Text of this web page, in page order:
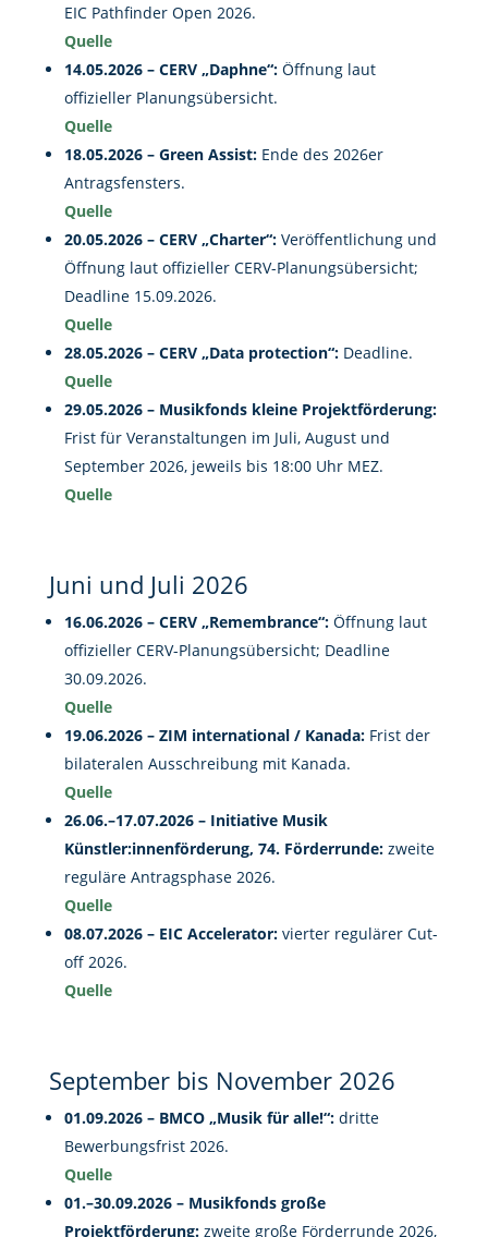
EIC Pathfinder Open 2026.
Quelle
14.05.2026 – CERV „Daphne“:Öffnung laut
offizieller Planungsübersicht.
Quelle
18.05.2026 – Green Assist:Ende des 2026er
Antragsfensters.
Quelle
20.05.2026 – CERV „Charter“:Veröffentlichung und
Öffnung laut offizieller CERV-Planungsübersicht;
Deadline 15.09.2026.
Quelle
28.05.2026 – CERV „Data protection“:Deadline.
Quelle
29.05.2026 – Musikfonds kleine Projektförderung:
Frist für Veranstaltungen im Juli, August und
September 2026, jeweils bis 18:00 Uhr MEZ.
Quelle
Juni und Juli 2026
16.06.2026 – CERV „Remembrance“:Öffnung laut
offizieller CERV-Planungsübersicht; Deadline
30.09.2026.
Quelle
19.06.2026 – ZIM international / Kanada:Frist der
bilateralen Ausschreibung mit Kanada.
Quelle
26.06.–17.07.2026 – Initiative Musik
Künstler:innenförderung, 74. Förderrunde:zweite
reguläre Antragsphase 2026.
Quelle
08.07.2026 – EIC Accelerator:vierter regulärer Cut-
off 2026.
Quelle
September bis November 2026
01.09.2026 – BMCO „Musik für alle!“:dritte
Bewerbungsfrist 2026.
Quelle
01.–30.09.2026 – Musikfonds große
Projektförderung:zweite große Förderrunde 2026,